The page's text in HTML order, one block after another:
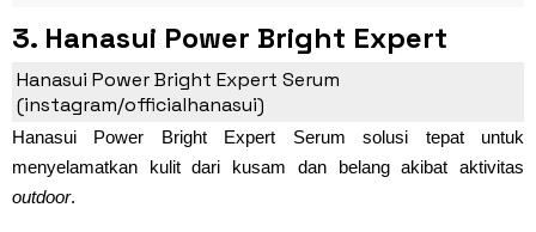
3. Hanasui Power Bright Expert
Serum (Rp28.000)
Hanasui Power Bright Expert Serum
(instagram/officialhanasui)
Hanasui Power Bright Expert Serum solusi tepat untuk
menyelamatkan kulit dari kusam dan belang akibat aktivitas
outdoor.